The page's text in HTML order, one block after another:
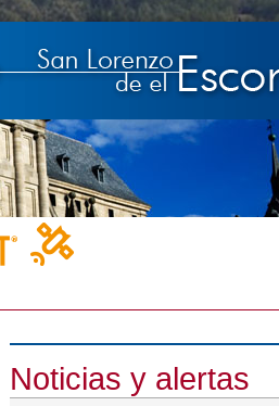
Noticias y alertas